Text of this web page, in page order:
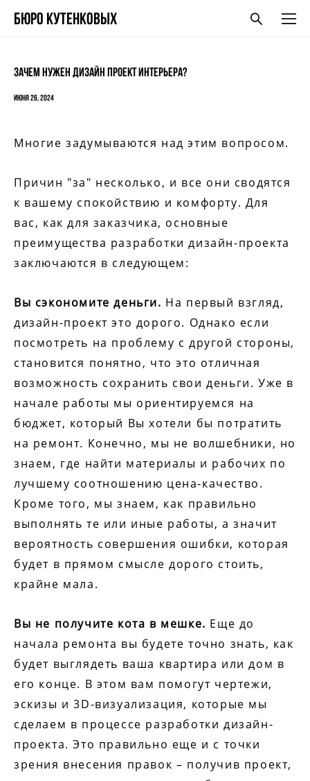
БЮро кутенковых
Зачем нужен дизайн проект интерьера?
июня 26, 2024
Многие задумываются над этим вопросом.
Причин "за" несколько, и все они сводятся
к вашему спокойствию и комфорту. Для
вас, как для заказчика, основные
преимущества разработки дизайн-проекта
заключаются в следующем:
Вы сэкономите деньги. На первый взгляд,
дизайн-проект это дорого. Однако если
посмотреть на проблему с другой стороны,
становится понятно, что это отличная
возможность сохранить свои деньги. Уже в
начале работы мы ориентируемся на
бюджет, который Вы хотели бы потратить
на ремонт. Конечно, мы не волшебники, но
знаем, где найти материалы и рабочих по
лучшему соотношению цена-качество.
Кроме того, мы знаем, как правильно
выполнять те или иные работы, а значит
вероятность совершения ошибки, которая
будет в прямом смысле дорого стоить,
крайне мала.
Вы не получите кота в мешке. Еще до
начала ремонта вы будете точно знать, как
будет выглядеть ваша квартира или дом в
его конце. В этом вам помогут чертежи,
эскизы и 3D-визуализация, которые мы
сделаем в процессе разработки дизайн-
проекта. Это правильно еще и с точки
зрения внесения правок – получив проект,